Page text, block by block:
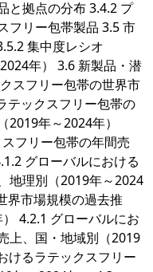
と拠点の分布 3.4.2 プ
フリー包帯製品 3.5 市
集中度レシオ
年） 3.6 新製品・潜
スフリー包帯の世界市
テックスフリー包帯の
年～2024年）
フリー包帯の年間売
グローバルにおける
地理別（2019年～2024
界市場規模の過去推
4.2.1 グローバルにお
上、国・地域別（2019
けるラテックスフリー